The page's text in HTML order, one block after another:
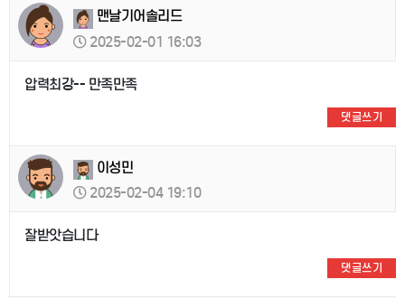
맨날기어솔리드
2025-02-01 16:03
압력최강-- 만족만족
댓글쓰기
이성민
2025-02-04 19:10
잘받앗습니다
댓글쓰기